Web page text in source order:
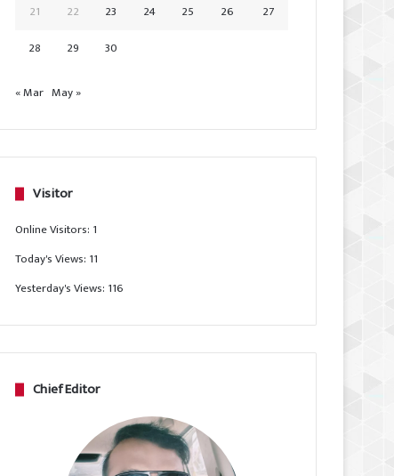
21 22 23 24 25 26
27
28
29 30
« Mar May »
Visitor
Online Visitors: 1
Today's Views: 11
Yesterday's Views: 116
Chief Editor